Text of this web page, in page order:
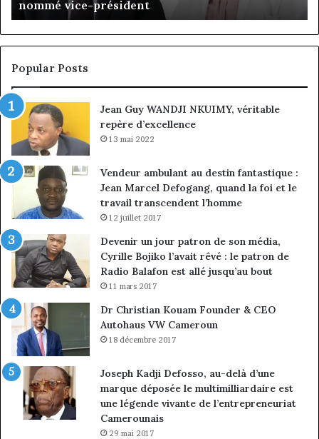
du
conseil,
Jean-
Emmanuel
Pondi
vice-
président
nommé vice-président
de
la
Popular Posts
Jean Guy WANDJI NKUIMY, véritable
repère d’excellence
13 mai 2022
Vendeur ambulant au destin fantastique :
Jean Marcel Defogang, quand la foi et le
travail transcendent l’homme
12 juillet 2017
Devenir un jour patron de son média,
Cyrille Bojiko l’avait rêvé : le patron de
Radio Balafon est allé jusqu’au bout
11 mars 2017
Dr Christian Kouam Founder & CEO
Autohaus VW Cameroun
18 décembre 2017
Joseph Kadji Defosso, au-delà d’une
marque déposée le multimilliardaire est
une légende vivante de l’entrepreneuriat
Camerounais
29 mai 2017